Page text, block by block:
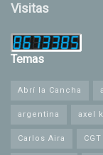
Visitas
Temas
Abrí la Cancha
argentina axel
Carlos Aira CGT